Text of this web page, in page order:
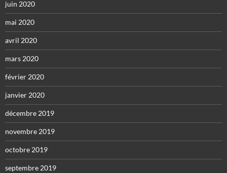
juin 2020
mai 2020
avril 2020
mars 2020
février 2020
janvier 2020
décembre 2019
novembre 2019
octobre 2019
septembre 2019